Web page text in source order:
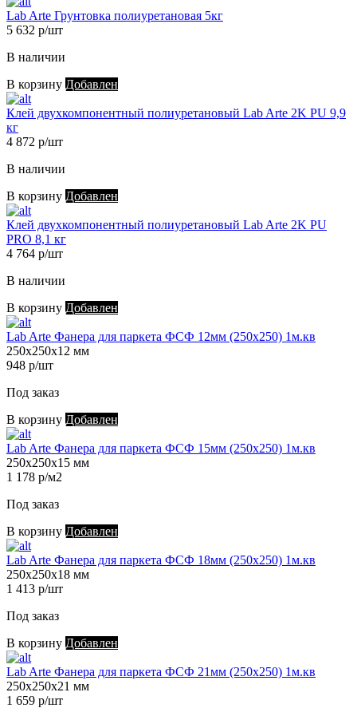
Lab Arte Грунтовка полиуретановая 5кг
5 632 р/шт
В наличии
В корзину Добавлен
Клей двухкомпонентный полиуретановый Lab Arte 2K PU 9,9
кг
4 872 р/шт
В наличии
В корзину Добавлен
Клей двухкомпонентный полиуретановый Lab Arte 2K PU
PRO 8,1 кг
4 764 р/шт
В наличии
В корзину Добавлен
Lab Arte Фанера для паркета ФСФ 12мм (250х250) 1м.кв
250х250х12 мм
948 р/шт
Под заказ
В корзину Добавлен
Lab Arte Фанера для паркета ФСФ 15мм (250х250) 1м.кв
250х250х15 мм
1 178 р/м2
Под заказ
В корзину Добавлен
Lab Arte Фанера для паркета ФСФ 18мм (250х250) 1м.кв
250х250х18 мм
1 413 р/шт
Под заказ
В корзину Добавлен
Lab Arte Фанера для паркета ФСФ 21мм (250х250) 1м.кв
250х250х21 мм
1 659 р/шт